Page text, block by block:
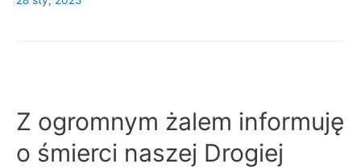
Z ogromnym żalem informuję
o śmierci naszej Drogiej